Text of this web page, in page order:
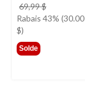
69,99 $
était
Rabais 43% (30.00
$)
Solde